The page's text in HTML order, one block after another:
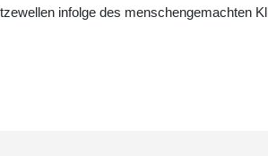
infolge des menschengemachten